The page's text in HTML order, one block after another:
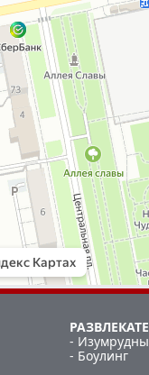
-
- Боулинг